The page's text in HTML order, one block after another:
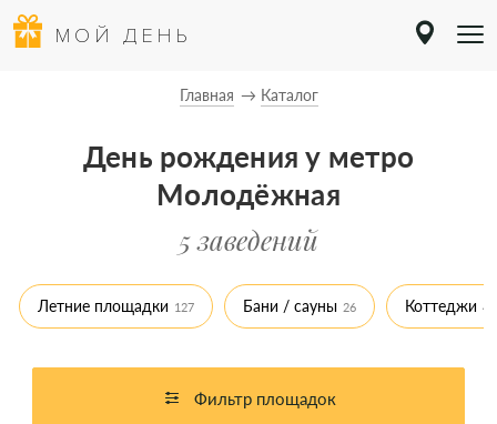
МОЙ ДЕНЬ
Главная Каталог
День рождения у метро
Молодёжная
5 заведений
Летние площадки 127 Бани / сауны 26 Коттеджи 41
Фильтр площадок